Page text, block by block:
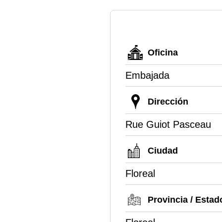
Oficina
Embajada
Dirección
Rue Guiot Pasceau
Ciudad
Floreal
Provincia /